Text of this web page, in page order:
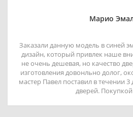
Марио
Заказали данную модель в синей
дизайн, который привлек наше
не очень дешевая, но качество
изготовления довонльно долог,
мастер Павел поставил в течении
дверей.